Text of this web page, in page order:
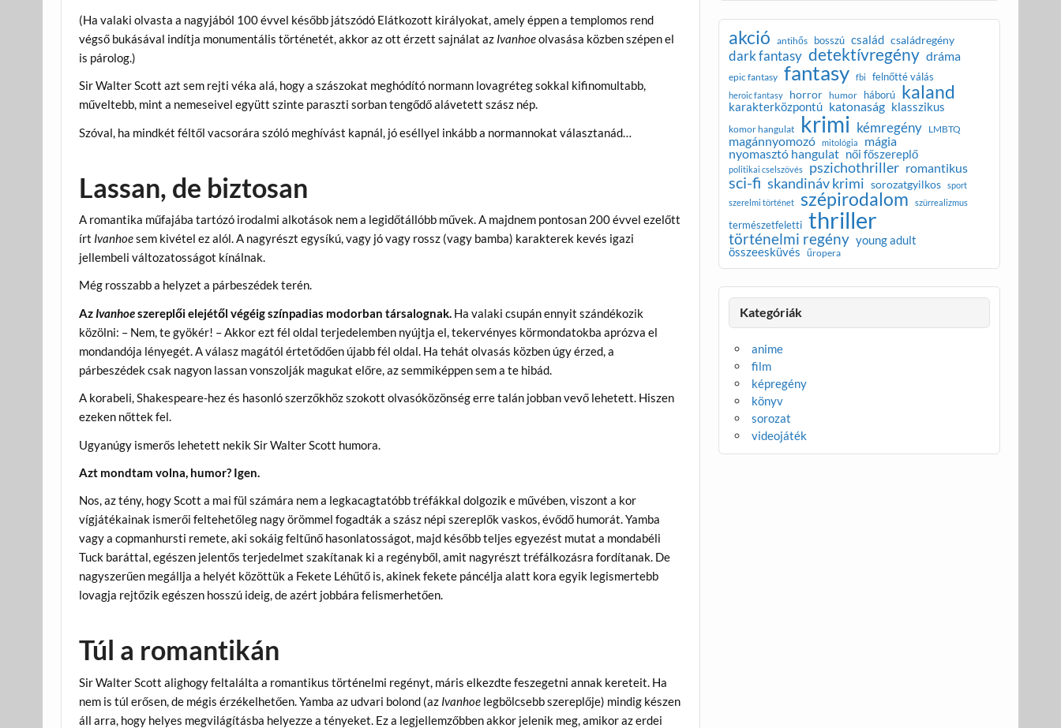
(Ha valaki olvasta a nagyjából 100 évvel később játszódó Elátkozott királyokat, amely éppen a templomos rend
végső bukásával indítja monumentális történetét, akkor az ott érzett sajnálat az Ivanhoeolvasása közben szépen el
is párolog.)
Sir Walter Scott azt sem rejti véka alá, hogy a szászokat meghódító normann lovagréteg sokkal kifinomultabb,
műveltebb, mint a nemeseivel együtt szinte paraszti sorban tengődő alávetett szász nép.
Szóval, ha mindkét féltől vacsorára szóló meghívást kapnál, jó eséllyel inkább a normannokat választanád…
Lassan, de biztosan
A romantika műfajába tartózó irodalmi alkotások nem a legidőtállóbb művek. A majdnem pontosan 200 évvel ezelőtt
írt Ivanhoesem kivétel ez alól. A nagyrészt egysíkú, vagy jó vagy rossz (vagy bamba) karakterek kevés igazi
jellembeli változatosságot kínálnak.
Még rosszabb a helyzet a párbeszédek terén.
Az Ivanhoeszereplői elejétől végéig színpadias modorban társalognak. Ha valaki csupán ennyit szándékozik
közölni: – Nem, te gyökér! – Akkor ezt fél oldal terjedelemben nyújtja el, tekervényes körmondatokba aprózva el
mondandója lényegét. A válasz magától értetődően újabb fél oldal. Ha tehát olvasás közben úgy érzed, a
párbeszédek csak nagyon lassan vonszolják magukat előre, az semmiképpen sem a te hibád.
A korabeli, Shakespeare-hez és hasonló szerzőkhöz szokott olvasóközönség erre talán jobban vevő lehetett. Hiszen
ezeken nőttek fel.
Ugyanúgy ismerős lehetett nekik Sir Walter Scott humora.
Azt mondtam volna, humor? Igen.
Nos, az tény, hogy Scott a mai fül számára nem a legkacagtatóbb tréfákkal dolgozik e művében, viszont a kor
vígjátékainak ismerői feltehetőleg nagy örömmel fogadták a szász népi szereplők vaskos, évődő humorát. Yamba
vagy a copmanhursti remete, aki sokáig feltűnő hasonlatosságot, majd később teljes egyezést mutat a mondabéli
Tuck baráttal, egészen jelentős terjedelmet szakítanak ki a regényből, amit nagyrészt tréfálkozásra fordítanak. De
nagyszerűen megállja a helyét közöttük a Fekete Léhűtő is, akinek fekete páncélja alatt kora egyik legismertebb
lovagja rejtőzik egészen hosszú ideig, de azért jobbára felismerhetően.
Túl a romantikán
Sir Walter Scott alighogy feltalálta a romantikus történelmi regényt, máris elkezdte feszegetni annak kereteit. Ha
nem is túl erősen, de mégis érzékelhetően. Yamba az udvari bolond (az Ivanhoe legbölcsebb szereplője) mindig készen
áll arra, hogy helyes megvilágításba helyezze a tényeket. Ez a legjellemzőbben akkor jelenik meg, amikor az erdei
akció antihős bosszú család családregény
dark fantasy detektívregény dráma
epic fantasy fantasy fbi felnőtté válás
heroic fantasy horror humor háború kaland
karakterközpontú katonaság klasszikus
komor hangulat krimi kémregény LMBTQ
magánnyomozó mitológia mágia
nyomasztó hangulat női főszereplő
politikai cselszövés pszichothriller romantikus
sci-fi skandináv krimi sorozatgyilkos
sport
szerelmi történet
szépirodalom szürrealizmus
természetfeletti thriller
történelmi regény young adult
összeesküvés
űropera
Kategóriák
anime
film
képregény
könyv
sorozat
videojáték